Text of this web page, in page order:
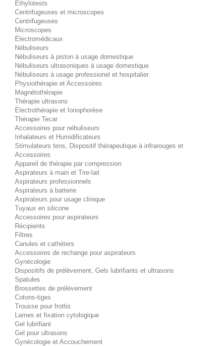
Éthylotests
Centrifugeuses et microscopes
Centrifugeuses
Microscopes
Électromédicaux
Nébuliseurs
Nébuliseurs à piston à usage domestique
Nébuliseurs ultrasoniques à usage domestique
Nébuliseurs à usage professionel et hospitalier
Physiothérapie et Accessoires
Magnétothérapie
Thérapie ultrasons
Électrothérapie et Ionophorèse
Thérapie Tecar
Accessoires pour nébuliseurs
Inhalateurs et Humidificateurs
Stimulateurs tens, Dispositif thérapeutique à infrarouges et
Accessoires
Appareil de thérapie par compression
Aspirateurs à main et Tire-lait
Aspirateurs professionnels
Aspirateurs à batterie
Aspirateurs pour usage clinique
Tuyaux en silicone
Accessoires pour aspirateurs
Récipients
Filtres
Canules et cathéters
Accessoires de rechange pour aspirateurs
Gynécologie
Dispositifs de prélèvement, Gels lubrifiants et ultrasons
Spatules
Brossettes de prélèvement
Cotons-tiges
Trousse pour frottis
Lames et fixation cytologique
Gel lubrifiant
Gel pour ultrasons
Gynécologie et Accouchement